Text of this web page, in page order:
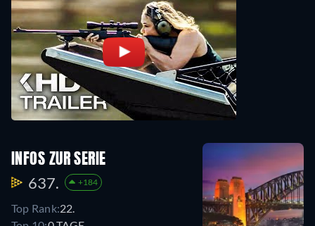
INFOS ZUR SERIE
637. +184
Top Rank:22.